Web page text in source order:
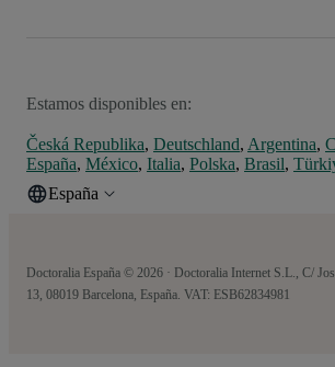
Estamos disponibles en:
Česká Republika, Deutschland, Argentina,
España, México, Italia, Polska, Brasil,
España
Doctoralia España © 2026 · Doctoralia Internet S.L., C/
13, 08019 Barcelona, España. VAT: ESB62834981